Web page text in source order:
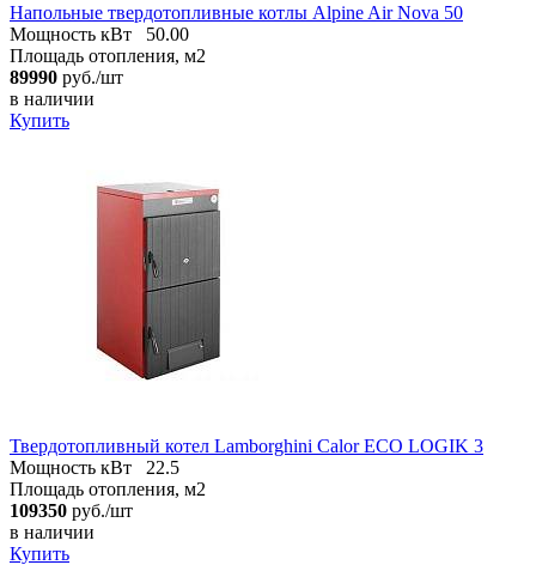
Напольные твердотопливные котлы Alpine Air Nova 50
Мощность кВт
50.00
Площадь отопления, м2
89990 руб./шт
в наличии
Купить
Твердотопливный котел Lamborghini Calor ECO LOGIK 3
Мощность кВт
22.5
Площадь отопления, м2
109350 руб./шт
в наличии
Купить